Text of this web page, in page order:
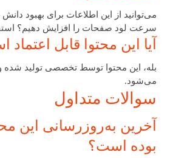
می‌توانید از این اطلاعات برای بهبود
سرعت لود صفحات را افزایش دهیم؟
آیا این محتوا قابل
بله، این محتوا توسط تخصصی تولید
می‌شود.
سوالات متداول
آخرین به‌روزرسانی این
بوده است؟